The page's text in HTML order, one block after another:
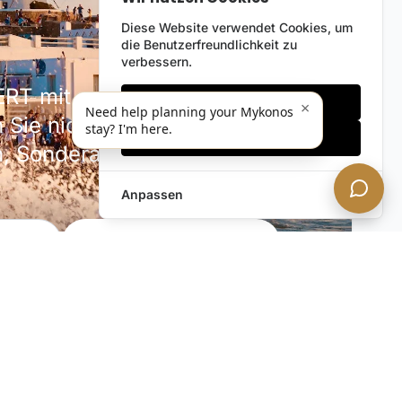
mit unserem diskreten
nicht unsere neuesten
Sonderangebote und
Diese Website verwendet Cookies, um
die Benutzerfreundlichkeit zu
verbessern.
Anpassen
Need help planning your Mykonos
stay? I'm here.
×